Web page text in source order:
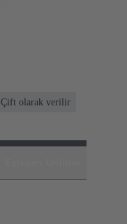
Çift olarak verilir